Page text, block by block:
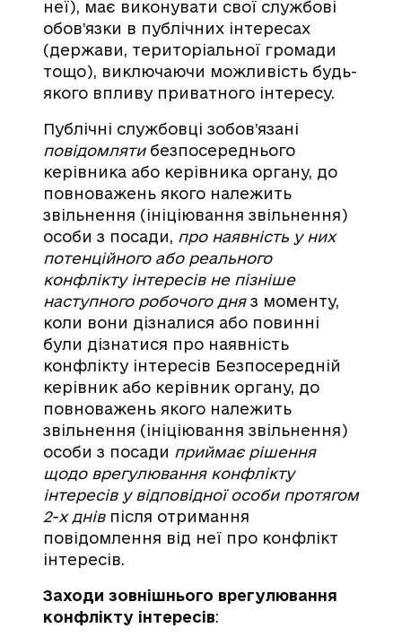
неї), має виконувати свої службові
обов’язки в публічних інтересах
(держави, територіальної громади
тощо), виключаючи можливість будь-
якого впливу приватного інтересу.
Публічні службовці зобов’язані
повідомляти безпосереднього
керівника або керівника органу, до
повноважень якого належить
звільнення (ініціювання звільнення)
особи з посади, про наявність у них
потенційного або реального
конфлікту інтересів не пізніше
наступного робочого дняз моменту,
коли вони дізналися або повинні
були дізнатися про наявність
конфлікту інтересів Безпосередній
керівник або керівник органу, до
повноважень якого належить
звільнення (ініціювання звільнення)
особи з посади приймає рішення
щодо врегулювання конфлікту
інтересів у відповідної особи протягом
2-х днівпісля отримання
повідомлення від неї про конфлікт
інтересів.
Заходи зовнішнього врегулювання
конфлікту інтересів: